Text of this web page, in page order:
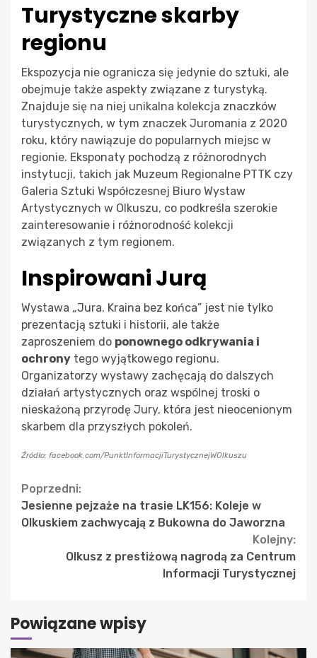
Turystyczne skarby
regionu
Ekspozycja nie ogranicza się jedynie do sztuki, ale
obejmuje także aspekty związane z turystyką.
Znajduje się na niej unikalna kolekcja znaczków
turystycznych, w tym znaczek Juromania z 2020
roku, który nawiązuje do popularnych miejsc w
regionie. Eksponaty pochodzą z różnorodnych
instytucji, takich jak Muzeum Regionalne PTTK czy
Galeria Sztuki Współczesnej Biuro Wystaw
Artystycznych w Olkuszu, co podkreśla szerokie
zainteresowanie i różnorodność kolekcji
związanych z tym regionem.
Inspirowani Jurą
Wystawa „Jura. Kraina bez końca” jest nie tylko
prezentacją sztuki i historii, ale także
zaproszeniem do ponownego odkrywania i
ochrony tego wyjątkowego regionu.
Organizatorzy wystawy zachęcają do dalszych
działań artystycznych oraz wspólnej troski o
nieskażoną przyrodę Jury, która jest nieocenionym
skarbem dla przyszłych pokoleń.
Źródło: facebook.com/PunktInformacjiTurystycznejWOlkuszu
Continue
Reading
Poprzedni:
Jesienne pejzaże na trasie LK156: Koleje w
Olkuskiem zachwycają z Bukowna do Jaworzna
Kolejny:
Olkusz z prestiżową nagrodą za Centrum
Informacji Turystycznej
Powiązane wpisy